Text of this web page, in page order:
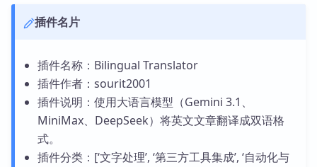
插件名片
插件名称：Bilingual Translator
插件作者：sourit2001
插件说明：使用大语言模型（Gemini 3.1、
MiniMax、DeepSeek）将英文文章翻译成双语格
式。
插件分类：[‘文字处理’, ‘第三方工具集成’, ‘自动化与